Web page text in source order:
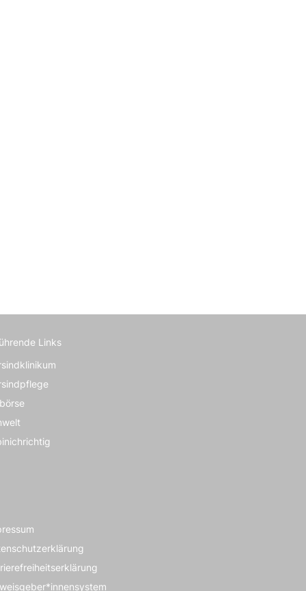
Links